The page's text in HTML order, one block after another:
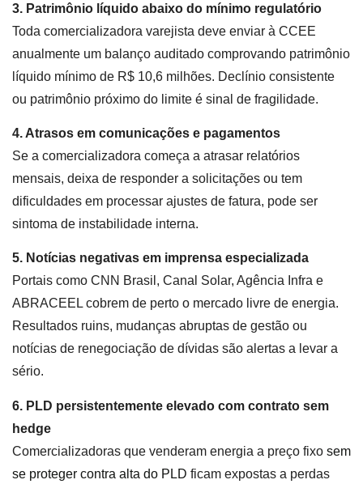
3. Patrimônio líquido abaixo do mínimo regulatório
Toda comercializadora varejista deve enviar à CCEE
anualmente um balanço auditado comprovando patrimônio
líquido mínimo de R$ 10,6 milhões. Declínio consistente
ou patrimônio próximo do limite é sinal de fragilidade.
4. Atrasos em comunicações e pagamentos
Se a comercializadora começa a atrasar relatórios
mensais, deixa de responder a solicitações ou tem
dificuldades em processar ajustes de fatura, pode ser
sintoma de instabilidade interna.
5. Notícias negativas em imprensa especializada
Portais como CNN Brasil, Canal Solar, Agência Infra e
ABRACEEL cobrem de perto o mercado livre de energia.
Resultados ruins, mudanças abruptas de gestão ou
notícias de renegociação de dívidas são alertas a levar a
sério.
6. PLD persistentemente elevado com contrato sem
hedge
Comercializadoras que venderam energia a preço fixo sem
se proteger contra alta do PLD ficam expostas a perdas